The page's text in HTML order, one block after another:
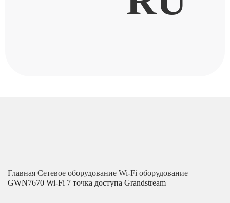
Главная Сетевое оборудование Wi-Fi оборудование
GWN7670 Wi-Fi 7 точка доступа Grandstream